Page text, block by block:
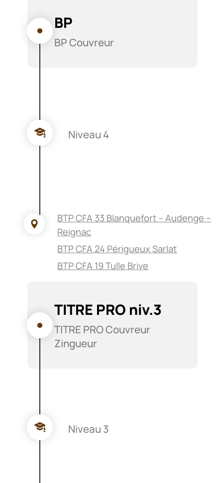
BP
BP Couvreur
Niveau 4
BTP CFA 33 Blanquefort – Audenge –
Reignac
BTP CFA 24 Périgueux Sarlat
BTP CFA 19 Tulle Brive
TITRE PRO niv.3
TITRE PRO Couvreur
Zingueur
Niveau 3